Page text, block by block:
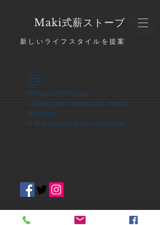
​Maki式薪ストーブ
新しいライフスタイルを提案
Widget Didn’t Load
Check your internet and refresh
this page.
If that doesn’t work, contact us.